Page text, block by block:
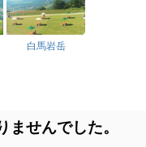
白馬岩岳